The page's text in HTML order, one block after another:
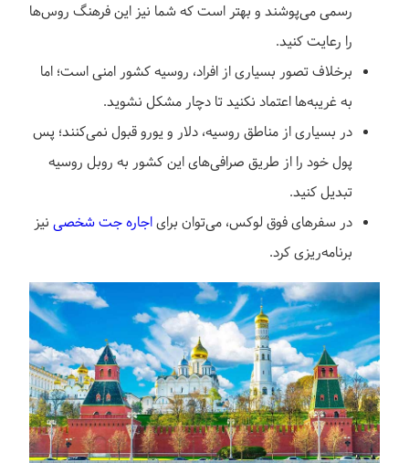
رسمی می‌پوشند و بهتر است که شما نیز این فرهنگ روس‌ها
را رعایت کنید.
برخلاف تصور بسیاری از افراد، روسیه کشور امنی است؛ اما
به غریبه‌ها اعتماد نکنید تا دچار مشکل نشوید.
در بسیاری از مناطق روسیه، دلار و یورو قبول نمی‌کنند؛ پس
پول خود را از طریق صرافی‌های این کشور به روبل روسیه
تبدیل کنید.
در سفرهای فوق لوکس، می‌توان برایاجاره جت شخصی نیز
برنامه‌ریزی کرد.